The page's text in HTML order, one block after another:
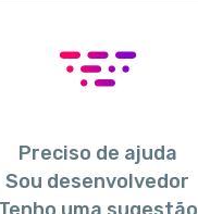
Preciso de ajuda
Sou desenvolvedor